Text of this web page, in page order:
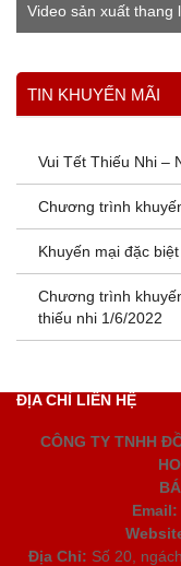
Video sản xuất thang
TIN KHUYẾN MÃI
Vui Tết Thiếu Nhi –
Chương trình
Khuyến mại đặc
Chương trình
thiếu nhi 1/6/2022
ĐỊA CHỈ LIÊN HỆ
CÔNG TY TNHH
Email:
Địa Chỉ: Số 20,